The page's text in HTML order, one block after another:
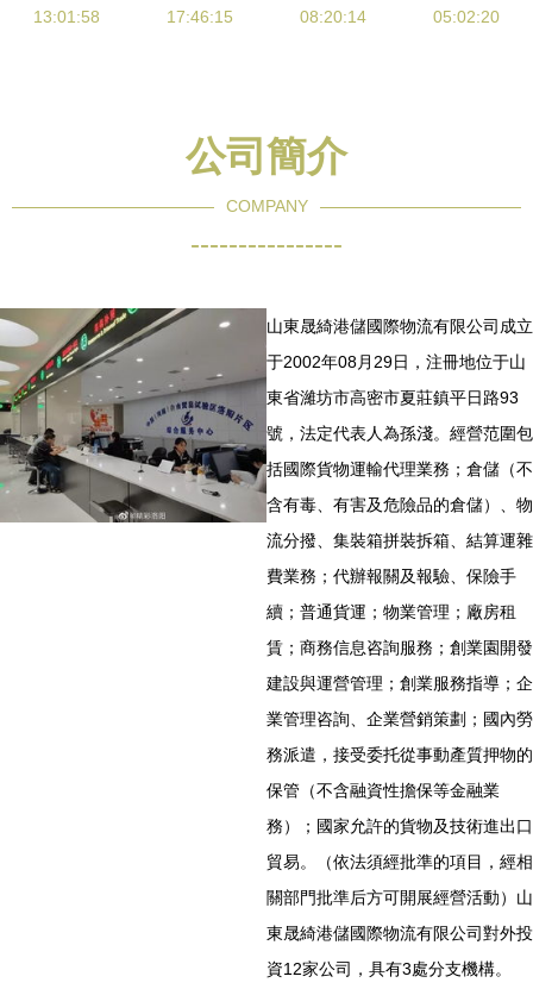
13:01:58
尋求突破
17:46:15
08:20:14
計拋渠道？
05:02:20
公司簡介
COMPANY
----------------
山東晟綺港儲國際物流有限公司成立
于2002年08月29日，注冊地位于山
東省濰坊市高密市夏莊鎮平日路93
號，法定代表人為孫淺。經營范圍包
括國際貨物運輸代理業務；倉儲（不
含有毒、有害及危險品的倉儲）、物
流分撥、集裝箱拼裝拆箱、結算運雜
費業務；代辦報關及報驗、保險手
續；普通貨運；物業管理；廠房租
賃；商務信息咨詢服務；創業園開發
建設與運營管理；創業服務指導；企
業管理咨詢、企業營銷策劃；國內勞
務派遣，接受委托從事動產質押物的
保管（不含融資性擔保等金融業
務）；國家允許的貨物及技術進出口
貿易。（依法須經批準的項目，經相
關部門批準后方可開展經營活動）山
東晟綺港儲國際物流有限公司對外投
資12家公司，具有3處分支機構。